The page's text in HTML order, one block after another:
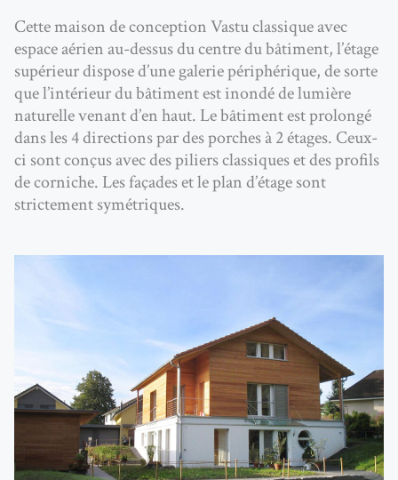
Cette maison de conception Vastu classique avec
espace aérien au-dessus du centre du bâtiment, l’étage
supérieur dispose d’une galerie périphérique, de sorte
que l’intérieur du bâtiment est inondé de lumière
naturelle venant d’en haut. Le bâtiment est prolongé
dans les 4 directions par des porches à 2 étages. Ceux-
ci sont conçus avec des piliers classiques et des profils
de corniche. Les façades et le plan d’étage sont
strictement symétriques.